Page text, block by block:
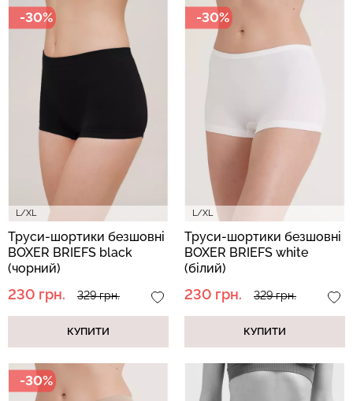
L/XL
-30%
Труси-шортики безшовні
BOXER BRIEFS black
(чорний)
230 грн. 329 грн.
КУПИТИ
L/XL
-30%
Труси-шортики безшовні
BOXER BRIEFS white
(білий)
230 грн. 329 грн.
КУПИТИ
-30%
Безшовні легінси з
мікрофібри LEGGINGS 02
(чорний) Giulia
552 грн.
Безшовні бразиліана з
легкою корекцією